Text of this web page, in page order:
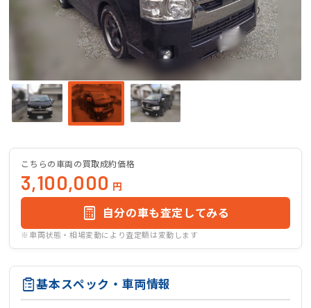
こちらの車両の買取成約価格
3,100,000 円
自分の車も査定してみる
※車両状態・相場変動により査定額は変動します
基本スペック・車両情報